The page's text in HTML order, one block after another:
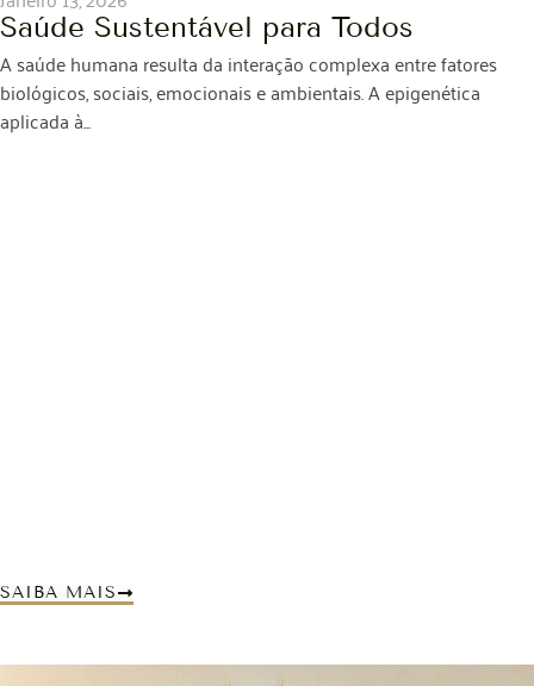
A saúde humana resulta da interação complexa entre fatores
biológicos, sociais, emocionais e ambientais. A epigenética
aplicada à...
Saúde Sustentável para Todos
SAIBA MAIS